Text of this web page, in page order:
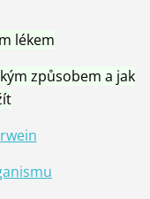
lékem
způsobem a jak